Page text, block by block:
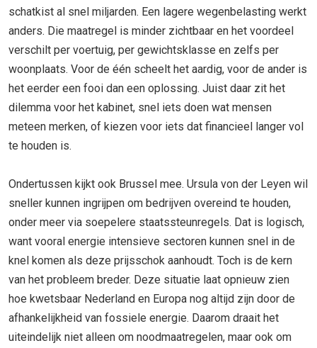
schatkist al snel miljarden. Een lagere wegenbelasting werkt
anders. Die maatregel is minder zichtbaar en het voordeel
verschilt per voertuig, per gewichtsklasse en zelfs per
woonplaats. Voor de één scheelt het aardig, voor de ander is
het eerder een fooi dan een oplossing. Juist daar zit het
dilemma voor het kabinet, snel iets doen wat mensen
meteen merken, of kiezen voor iets dat financieel langer vol
te houden is.
Ondertussen kijkt ook Brussel mee. Ursula von der Leyen wil
sneller kunnen ingrijpen om bedrijven overeind te houden,
onder meer via soepelere staatssteunregels. Dat is logisch,
want vooral energie intensieve sectoren kunnen snel in de
knel komen als deze prijsschok aanhoudt. Toch is de kern
van het probleem breder. Deze situatie laat opnieuw zien
hoe kwetsbaar Nederland en Europa nog altijd zijn door de
afhankelijkheid van fossiele energie. Daarom draait het
uiteindelijk niet alleen om noodmaatregelen, maar ook om